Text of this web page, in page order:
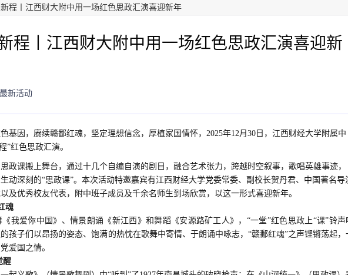
程丨江西财大附中用一场红色思政汇演喜迎新年
程丨江西财大附中用一场红色思政汇演喜迎新
最新活动
基因，赓续赣鄱红魂， 坚定理想信念， 厚植家国情怀， 2025年12月30日 ，江西财经大学附属中
”红色思政汇演。
思政课搬上舞台，通过十几个自编自演的剧目， 融合艺术张力，跨越时空叙事， 歌唱英雄事迹，
动深刻的“思政课”。 本次活动特邀嘉宾有江西财经大学党委常委、副校长贺丹君、中国著名导
以及优秀校友代表 ， 附中班子成员及千余名师生到场欣赏 ，以这一形式喜迎新年。
魂
《我爱你中国》、情景朗诵 《新江西》和舞蹈 《安源路矿工人》， “一堂”红色思政 上“课”铃声
的孩子们 以昂扬的姿态、饱满的热忱在歌舞中寄情、 于朗诵中咏志， “赣鄱红魂”之声铿锵荡起，
爱国之情。
醒